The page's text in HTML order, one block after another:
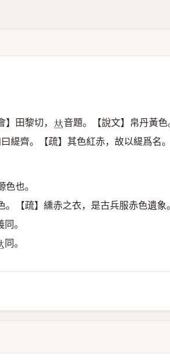
田黎切， 𠀤音題。【說文】帛丹黃
緹齊。【疏】其色紅赤，故以緹爲名。
也。
【疏】纁赤之衣，是古兵服赤色遺象。
。
同。